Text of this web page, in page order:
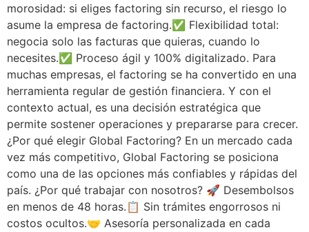
morosidad: si eliges factoring sin recurso, el riesgo lo
asume la empresa de factoring.✅ Flexibilidad total:
negocia solo las facturas que quieras, cuando lo
necesites.✅ Proceso ágil y 100% digitalizado. Para
muchas empresas, el factoring se ha convertido en una
herramienta regular de gestión financiera. Y con el
contexto actual, es una decisión estratégica que
permite sostener operaciones y prepararse para crecer.
¿Por qué elegir Global Factoring? En un mercado cada
vez más competitivo, Global Factoring se posiciona
como una de las opciones más confiables y rápidas del
país. ¿Por qué trabajar con nosotros? 🚀 Desembolsos
en menos de 48 horas.📋 Sin trámites engorrosos ni
costos ocultos.🤝 Asesoría personalizada en cada